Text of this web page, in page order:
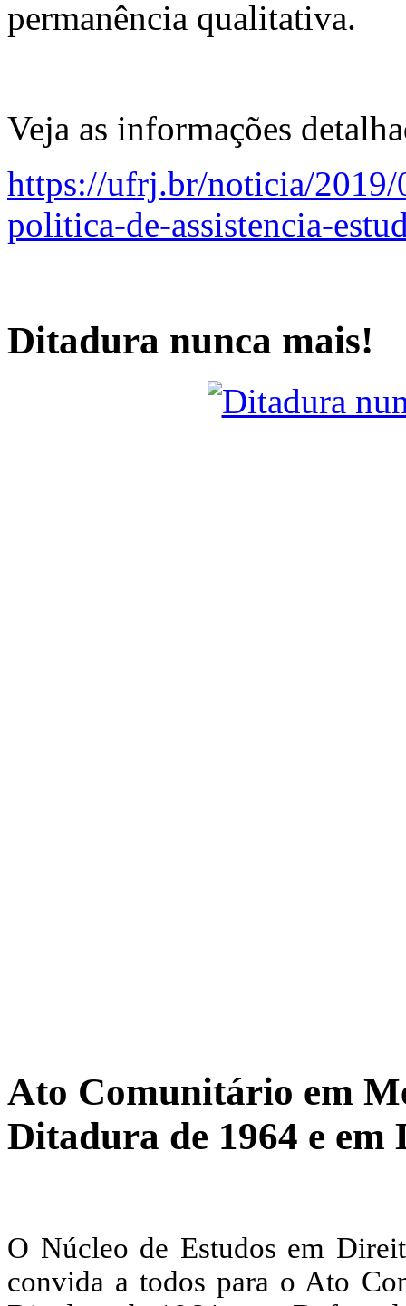
permanência qualitativa.
Veja as informações
https://ufrj.br/noticia/2019/
politica-de-assistencia-
Ditadura nunca mais!
Ato Comunitário em
Ditadura de 1964 e em
O Núcleo de Estudos em
convida a todos para o Ato